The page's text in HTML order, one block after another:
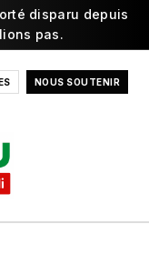
disparu depuis
pas.
NOUS SOUTENIR